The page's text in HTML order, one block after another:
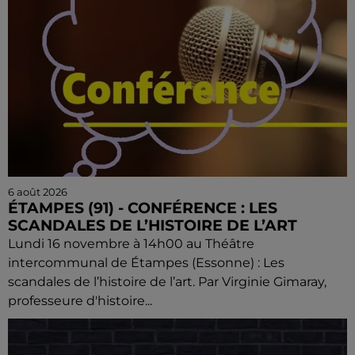
6 août 2026
ÉTAMPES (91) - CONFÉRENCE : LES
SCANDALES DE L’HISTOIRE DE L’ART
Lundi 16 novembre à 14h00 au Théâtre
intercommunal de Étampes (Essonne) : Les
scandales de l’histoire de l’art. Par Virginie Gimaray,
professeure d'histoire...